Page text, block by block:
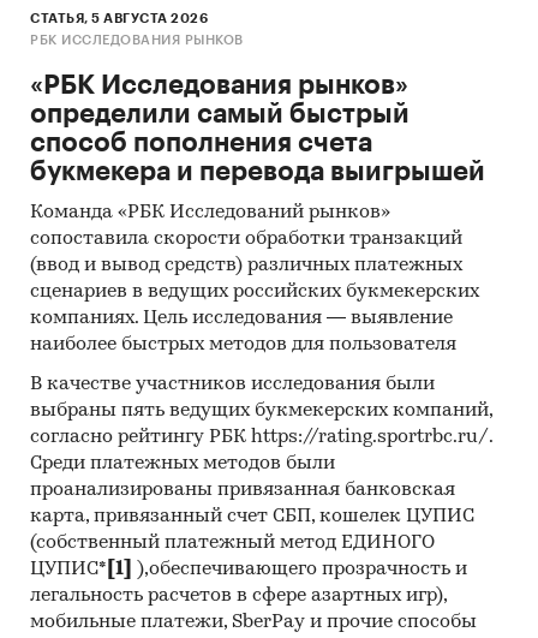
СТАТЬЯ, 5 АВГУСТА 2026
РБК ИССЛЕДОВАНИЯ РЫНКОВ
«РБК Исследования рынков»
определили самый быстрый
способ пополнения счета
букмекера и перевода выигрышей
Команда «РБК Исследований рынков»
сопоставила скорости обработки транзакций
(ввод и вывод средств) различных платежных
сценариев в ведущих российских букмекерских
компаниях. Цель исследования — выявление
наиболее быстрых методов для пользователя
В качестве участников исследования были
выбраны пять ведущих букмекерских компаний,
согласно рейтингу РБК https://rating.sportrbc.ru/.
Среди платежных методов были
проанализированы привязанная банковская
карта, привязанный счет СБП, кошелек ЦУПИС
(собственный платежный метод ЕДИНОГО
ЦУПИС* [1]
),обеспечивающего прозрачность и
легальность расчетов в сфере азартных игр),
мобильные платежи, SberPay и прочие способы